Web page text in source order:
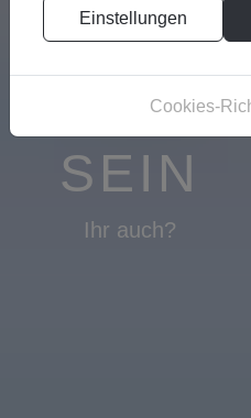
U S
EIN
Ihr auch?
Einstellungen
Cookies-